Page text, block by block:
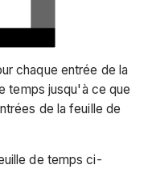
chaque entrée de la
temps jusqu'à ce que
de la feuille de
de temps ci-